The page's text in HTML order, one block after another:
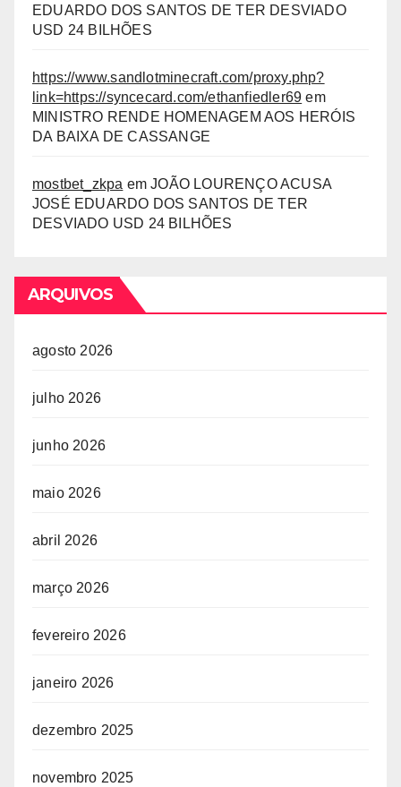
EDUARDO DOS SANTOS DE TER DESVIADO
USD 24 BILHÕES
https://www.sandlotminecraft.com/proxy.php?
link=https://syncecard.com/ethanfiedler69 em
MINISTRO RENDE HOMENAGEM AOS HERÓIS
DA BAIXA DE CASSANGE
mostbet_zkpa emJOÃO LOURENÇO ACUSA
JOSÉ EDUARDO DOS SANTOS DE TER
DESVIADO USD 24 BILHÕES
ARQUIVOS
agosto 2026
julho 2026
junho 2026
maio 2026
abril 2026
março 2026
fevereiro 2026
janeiro 2026
dezembro 2025
novembro 2025